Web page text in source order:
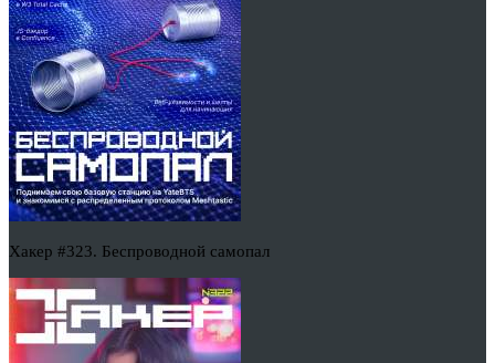
Хакер #323. Беспроводной самопал